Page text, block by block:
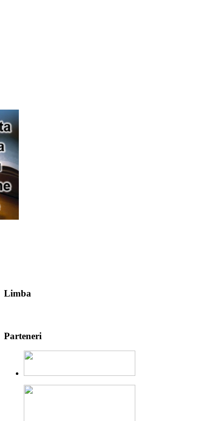
Limba
Parteneri